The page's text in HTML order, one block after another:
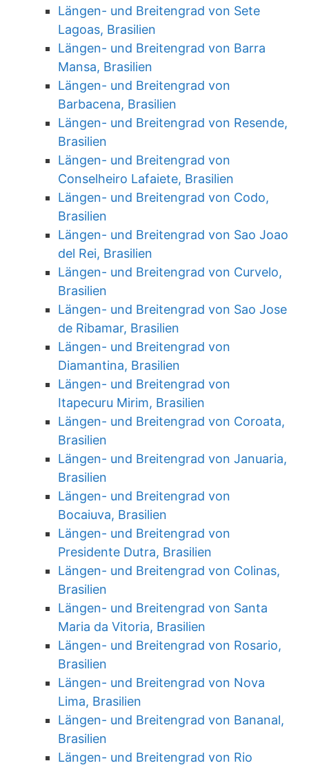
Längen- und Breitengrad von Sete
Lagoas, Brasilien
Längen- und Breitengrad von Barra
Mansa, Brasilien
Längen- und Breitengrad von
Barbacena, Brasilien
Längen- und Breitengrad von Resende,
Brasilien
Längen- und Breitengrad von
Conselheiro Lafaiete, Brasilien
Längen- und Breitengrad von Codo,
Brasilien
Längen- und Breitengrad von Sao Joao
del Rei, Brasilien
Längen- und Breitengrad von Curvelo,
Brasilien
Längen- und Breitengrad von Sao Jose
de Ribamar, Brasilien
Längen- und Breitengrad von
Diamantina, Brasilien
Längen- und Breitengrad von
Itapecuru Mirim, Brasilien
Längen- und Breitengrad von Coroata,
Brasilien
Längen- und Breitengrad von Januaria,
Brasilien
Längen- und Breitengrad von
Bocaiuva, Brasilien
Längen- und Breitengrad von
Presidente Dutra, Brasilien
Längen- und Breitengrad von Colinas,
Brasilien
Längen- und Breitengrad von Santa
Maria da Vitoria, Brasilien
Längen- und Breitengrad von Rosario,
Brasilien
Längen- und Breitengrad von Nova
Lima, Brasilien
Längen- und Breitengrad von Bananal,
Brasilien
Längen- und Breitengrad von Rio